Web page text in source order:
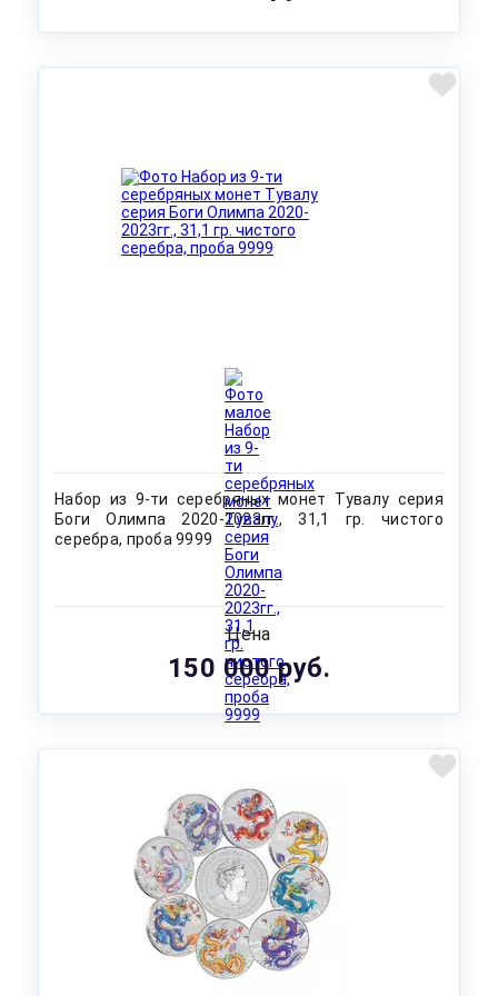
Набор из 9-ти серебряных монет Тувалу серия
Боги Олимпа 2020-2023гг., 31,1 гр. чистого
серебра, проба 9999
Цена
150 000 руб.